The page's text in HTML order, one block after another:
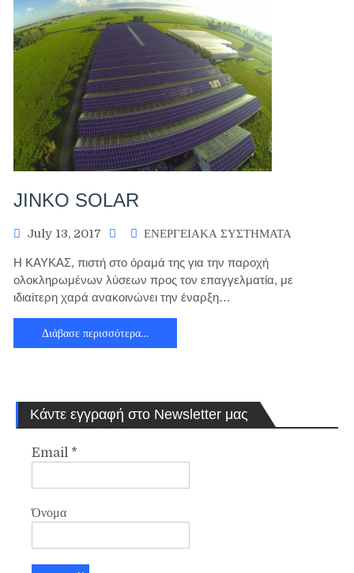
JINKO SOLAR
July 13, 2017 ΕΝΕΡΓΕΙΑΚΑ ΣΥΣΤΗΜΑΤΑ
Η ΚΑΥΚΑΣ, πιστή στο όραμά της για την παροχή
ολοκληρωμένων λύσεων προς τον επαγγελματία, με
ιδιαίτερη χαρά ανακοινώνει την έναρξη…
Διάβασε περισσότερα…
Κάντε εγγραφή στο Newsletter μας
Email *
Όνομα